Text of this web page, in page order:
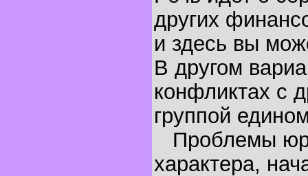
других
и здесь вы
В другом
конфликтах с
группой
Проблемы
характера,